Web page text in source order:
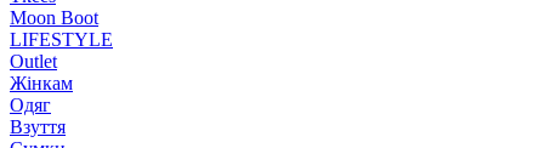
Moon Boot
LIFESTYLE
Outlet
Жінкам
Одяг
Взуття